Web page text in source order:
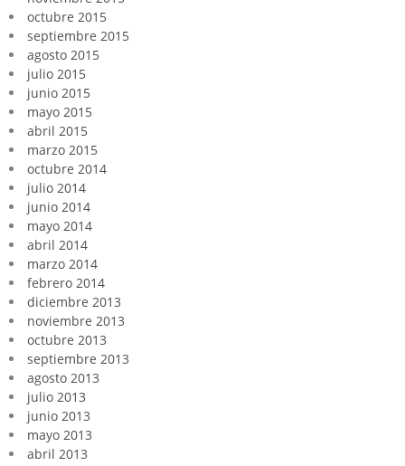
octubre 2015
septiembre 2015
agosto 2015
julio 2015
junio 2015
mayo 2015
abril 2015
marzo 2015
octubre 2014
julio 2014
junio 2014
mayo 2014
abril 2014
marzo 2014
febrero 2014
diciembre 2013
noviembre 2013
octubre 2013
septiembre 2013
agosto 2013
julio 2013
junio 2013
mayo 2013
abril 2013